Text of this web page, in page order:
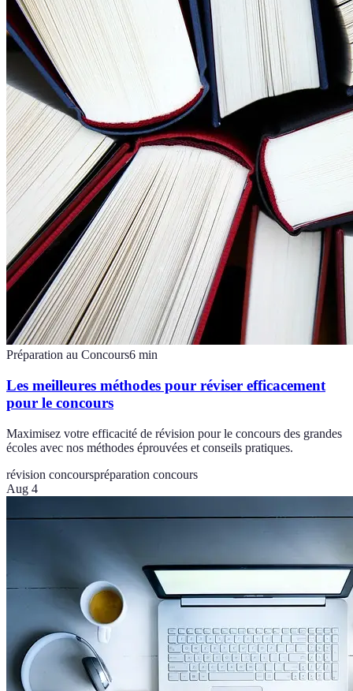
Préparation au Concours6 min
Les meilleures méthodes pour réviser efficacement
pour le concours
Maximisez votre efficacité de révision pour le concours des grandes
écoles avec nos méthodes éprouvées et conseils pratiques.
révision concourspréparation concours
Aug 4